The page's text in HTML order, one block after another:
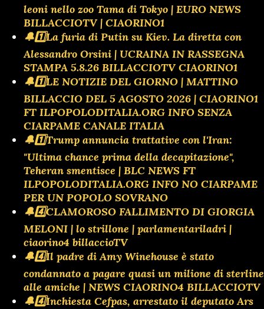
leoni nello zoo Tama di Tokyo | EURO NEWS
BILLACCIOTV | CIAORINO1
🔔1️⃣La furia di Putin su Kiev. La diretta con
Alessandro Orsini | UCRAINA IN RASSEGNA
STAMPA 5.8.26 BILLACCIOTV CIAORINO1
🔔1️⃣LE NOTIZIE DEL GIORNO | MATTINO
BILLACCIO DEL 5 AGOSTO 2026 | CIAORINO1
FT ILPOPOLODITALIA.ORG INFO SENZA
CIARPAME CANALE ITALIA
🔔1️⃣Trump annuncia trattative con l'Iran:
"Ultima chance prima della decapitazione",
Teheran smentisce | BLC NEWS FT
ILPOPOLODITALIA.ORG INFO NO CIARPAME
PER UN POPOLO SOVRANO
🔔4️⃣CLAMOROSO FALLIMENTO DI GIORGIA
MELONI | lo strillone | parlamentariladri |
ciaorino4 billaccioTV
🔔4️⃣Il padre di Amy Winehouse è stato
condannato a pagare quasi un milione di sterline
alle amiche | NEWS CIAORINO4 BILLACCIOTV
🔔4️⃣Inchiesta Cefpas, arrestato il deputato Ars